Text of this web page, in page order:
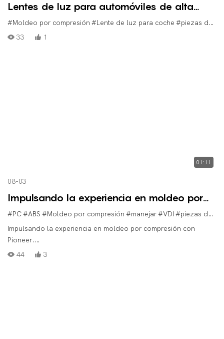
Lentes de luz para automóviles de alta
calidad, moldeadas con moldes de
compresión Pioneer.
#Moldeo por compresión #Lente de luz para coche #piezas de plástico para automóviles
33
1
01:11
08-03
Impulsando la experiencia en moldeo por
compresión con Pioneer.
#PC#ABS #Moldeo por compresión #manejar#VDI #piezas de plástico para automóviles
Impulsando la experiencia en moldeo por compresión con
Pioneer.
#PC/ABS
44 3